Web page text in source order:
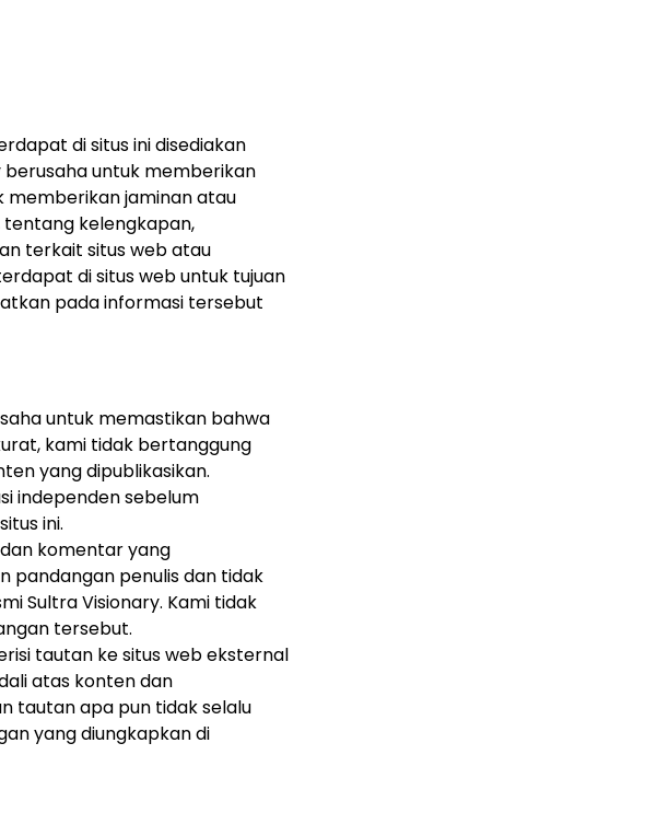
di situs ini disediakan
berusaha untuk memberikan
jaminan atau
kelengkapan,
terkait situs web atau
di situs web untuk tujuan
pada informasi tersebut
untuk memastikan bahwa
kami tidak bertanggung
yang dipublikasikan.
independen sebelum
ini.
komentar yang
pandangan penulis dan tidak
Sultra Visionary. Kami tidak
tersebut.
tautan ke situs web eksternal
atas konten dan
tautan apa pun tidak selalu
yang diungkapkan di